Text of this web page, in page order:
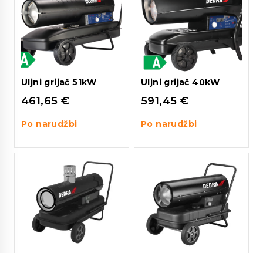
Uljni grijač 51kW
461,65 €
Po narudžbi
Uljni grijač 40kW
591,45 €
Po narudžbi